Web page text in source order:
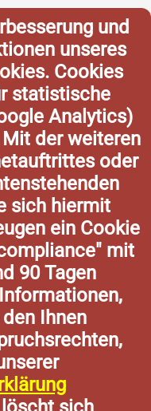
und
unseres
Cookies
statistische
Analytics)
der weiteren
oder
sich hiermit
ein Cookie
mit
90 Tagen
Ihnen